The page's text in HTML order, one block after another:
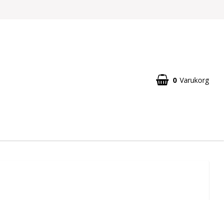
0 Varukorg